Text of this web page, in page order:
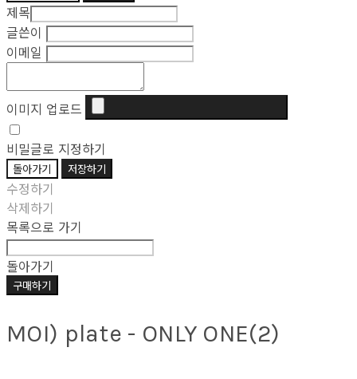
제목
글쓴이
이메일
이미지 업로드
비밀글로 지정하기
돌아가기 저장하기
수정하기
삭제하기
목록으로 가기
돌아가기
구매하기
MOI) plate - ONLY ONE(2)